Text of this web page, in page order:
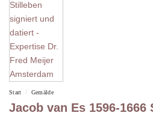
Start / Gemälde
Jacob van Es 1596-